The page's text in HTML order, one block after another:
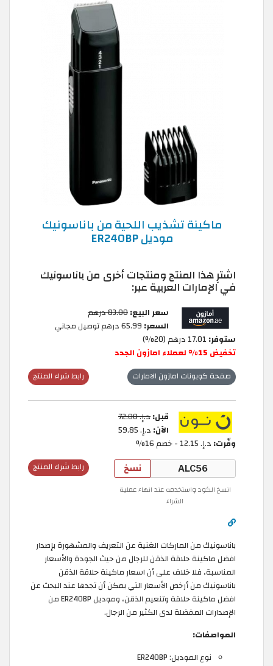
ماكينة تشذيب اللحية من باناسونيك
موديل ER240BP
اشترِ هذا المنتج ومنتجات أخرى من باناسونيك
في الإمارات العربية عبر:
سعر البيع:83.00 درهم
السعر:
ستوفر:
تخفيض 15% لعملاء امازون الجدد
رابط شراء المنتج صفحة كوبونات امازون الامارات
قبل:د.إ.‏ 72.00
الآن: د.إ.‏ 59.85
وفّرت: د.إ.‏ 12.15 - خصم 16%
رابط شراء المنتج نسخ
انسخ الكود واستخدمه عند انهاء عملية
الشراء
باناسونيك من الماركات الغنية عن التعريف والمشهورة بإصدار
افضل ماكينة حلاقة الذقن للرجال من حيث الجودة والأسعار
المناسبة، فلا خلاف على أن اسعار ماكينة حلاقة الذقن
باناسونيك من أرخص الأسعار التي يمكن أن تجدها عند البحث عن
افضل ماكينة حلاقة وتنعيم الذقن، وموديل ER240BP من
الإصدارات المفضلة لدى الكثير من الرجال.
المواصفات:
نوع الموديل: ER240BP